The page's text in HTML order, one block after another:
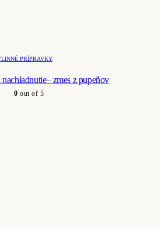
PRÍPRAVKY
zmes z pupeňov
0 out of 5